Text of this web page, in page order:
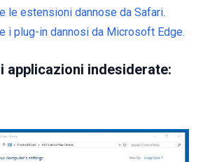
le estensioni dannose da Safari.
i plug-in dannosi da Microsoft Edge.
applicazioni indesiderate: